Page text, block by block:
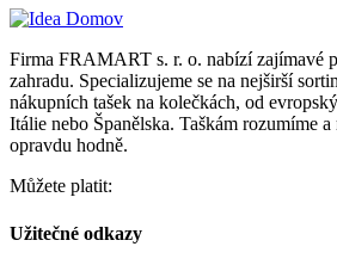
Firma FRAMART s. r. o. nabízí zajímavé
zahradu. Specializujeme se na nejširší
nákupních tašek na kolečkách, od
Itálie nebo Španělska. Taškám rozumíme
opravdu hodně.
Můžete platit:
Užitečné odkazy